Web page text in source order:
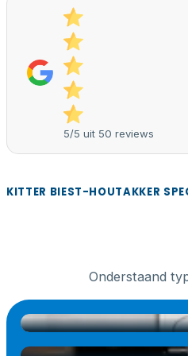
5/5 uit 50 reviews
KITTER BIEST-HOUTAKKER
Onderstaand